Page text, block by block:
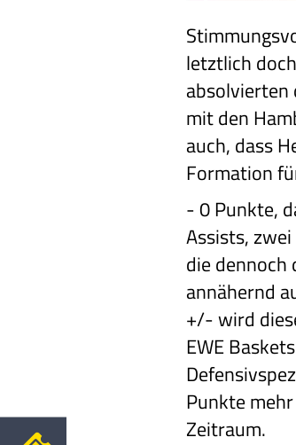
letztlich
absolvierten
mit den
auch, dass
Formation
-0 Punkte,
Assists,
die dennoch
annähernd
+/- wird
EWE
Punkte
Zeitraum.